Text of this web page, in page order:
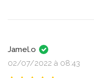
Jamel.o
02/07/2022 à 08:43